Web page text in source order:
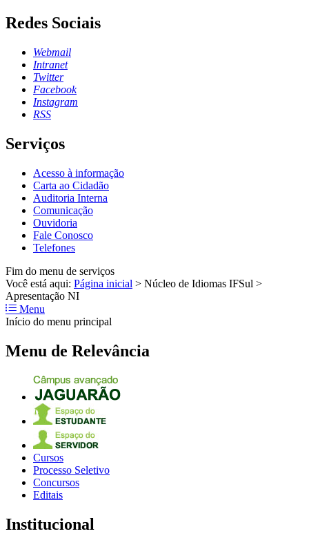
Redes Sociais
Webmail
Intranet
Twitter
Facebook
Instagram
RSS
Serviços
Acesso à informação
Carta ao Cidadão
Auditoria Interna
Comunicação
Ouvidoria
Fale Conosco
Telefones
Fim do menu de serviços
Você está aqui: Página inicial > Núcleo de Idiomas IFSul >
Apresentação NI
Menu
Início do menu principal
Menu de Relevância
Cursos
Processo Seletivo
Concursos
Editais
Institucional